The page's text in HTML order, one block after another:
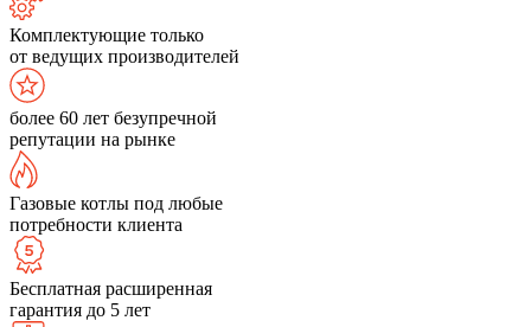
Комплектующие только
от ведущих производителей
более 60 лет безупречной
репутации на рынке
Газовые котлы под любые
потребности клиента
Бесплатная расширенная
гарантия до 5 лет